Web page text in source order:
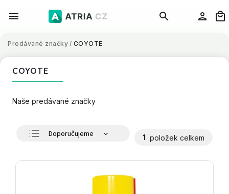
Prodávané značky / COYOTE
COYOTE
Naše predávané značky
Doporučujeme
1 položek celkem